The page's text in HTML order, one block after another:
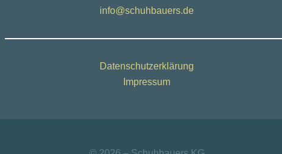
info@schuhbauers.de
Datenschutzerklärung
Impressum